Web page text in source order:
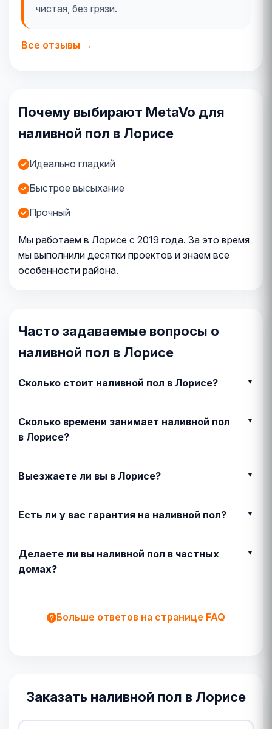
чистая, без грязи.
Все отзывы →
Почему выбирают MetaVo для
наливной пол в Лорисе
Идеально гладкий
Быстрое высыхание
Прочный
Мы работаем в Лорисе с 2019 года. За это время
мы выполнили десятки проектов и знаем все
особенности района.
Часто задаваемые вопросы о
наливной пол в Лорисе
Сколько стоит наливной пол в Лорисе?
Сколько времени занимает наливной пол
в Лорисе?
Выезжаете ли вы в Лорисе?
Есть ли у вас гарантия на наливной пол?
Делаете ли вы наливной пол в частных
домах?
Больше ответов на странице FAQ
Заказать наливной пол в Лорисе